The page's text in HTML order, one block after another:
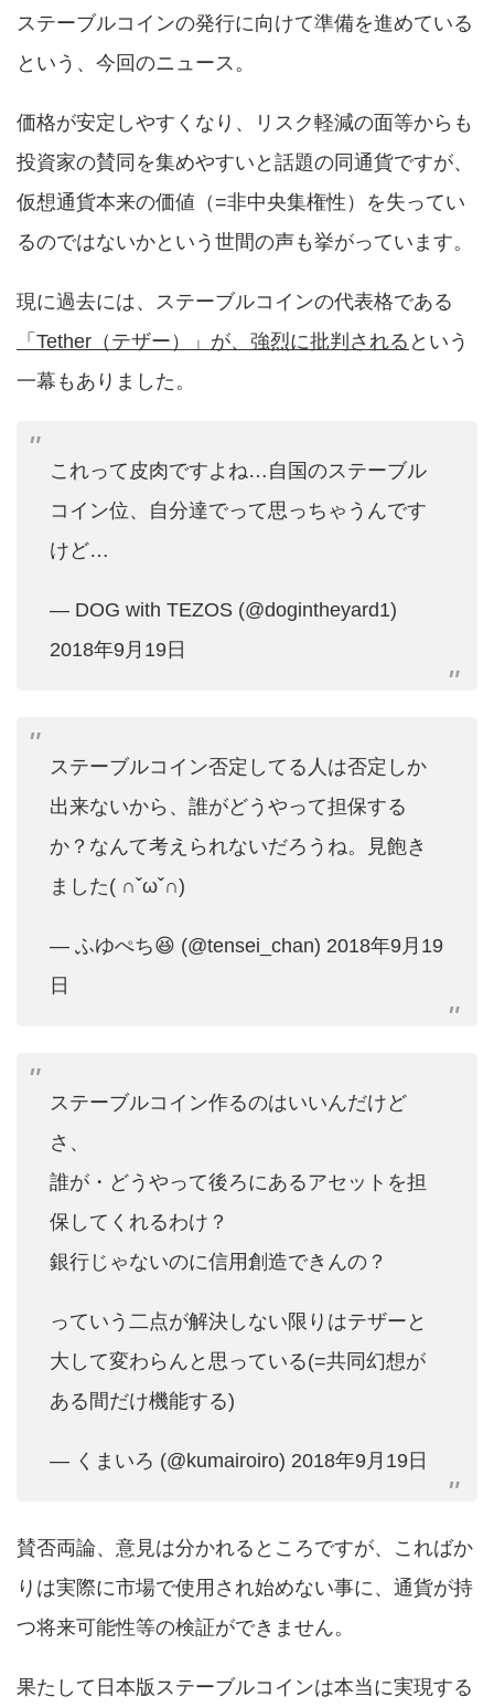
ステーブルコインの発行に向けて準備を進めている
という、今回のニュース。
価格が安定しやすくなり、リスク軽減の面等からも
投資家の賛同を集めやすいと話題の同通貨ですが、
仮想通貨本来の価値（=非中央集権性）を失ってい
るのではないかという世間の声も挙がっています。
現に過去には、ステーブルコインの代表格である
「Tether（テザー）」が、強烈に批判される という
一幕もありました。
これって皮肉ですよね…自国のステーブル
コイン位、自分達でって思っちゃうんです
けど…
— DOG with TEZOS (@dogintheyard1)
2018年9月19日
ステーブルコイン否定してる人は否定しか
出来ないから、誰がどうやって担保する
か？なんて考えられないだろうね。見飽き
ました( ∩ˇωˇ∩)
— ふゆぺち😆 (@tensei_chan) 2018年9月19
日
ステーブルコイン作るのはいいんだけど
さ、
誰が・どうやって後ろにあるアセットを担
保してくれるわけ？
銀行じゃないのに信用創造できんの？
っていう二点が解決しない限りはテザーと
大して変わらんと思っている(=共同幻想が
ある間だけ機能する)
— くまいろ (@kumairoiro) 2018年9月19日
賛否両論、意見は分かれるところですが、こればか
りは実際に市場で使用され始めない事に、通貨が持
つ将来可能性等の検証ができません。
果たして日本版ステーブルコインは本当に実現する